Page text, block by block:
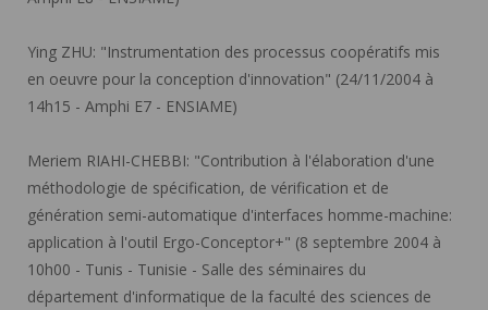
Ying ZHU: "Instrumentation des processus coopératifs mis
en oeuvre pour la conception d'innovation" (24/11/2004 à
14h15 - Amphi E7 - ENSIAME)
Meriem RIAHI-CHEBBI: "Contribution à l'élaboration d'une
méthodologie de spécification, de vérification et de
génération semi-automatique d'interfaces homme-machine:
application à l'outil Ergo-Conceptor+" (8 septembre 2004 à
10h00 - Tunis - Tunisie - Salle des séminaires du
département d'informatique de la faculté des sciences de